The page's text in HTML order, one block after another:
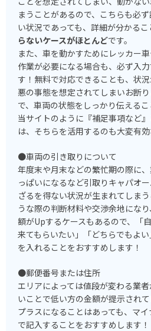
まうことがあるので、こちらも必
い状況であっても、詳細が分かるこ
らないケースがほとんどです。
また、車を動かすためにレッカー
作業が必要になる場合も、必ず入
す！無料で対応できることも、状
悪の事態を想定されてしまいお断
で、車両の状態をしっかり伝えるこ
当サイトのように『補足事項など
は、そちらを活用するのも大変有効
●車両の引き取りについて
年度末や月末などの繁忙期の際に
っぱいになるなど引取りキャパオ
ざるを得ない状況が生まれてしま
うな際の判断材料や交渉余地にな
額がUpするケースもあるので、「
来てもらいたい」「どちらでもよ
を入れることをおすすめします！
●郵便番号または住所
エリアによっては値段が変わる業
いことで低い方の金額が提示されて
プラスになることはあっても、マ
で記入することをおすすめします！